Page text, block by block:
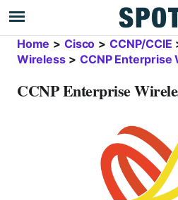
Home > Cisco > CCNP/CCIE
Wireless > CCNP Enterprise
CCNP Enterprise